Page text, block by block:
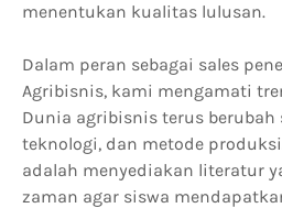
menentukan kualitas lulusan.
Dalam peran sebagai sales
Agribisnis, kami mengamati
Dunia agribisnis terus
teknologi, dan metode
adalah menyediakan literatur
zaman agar siswa